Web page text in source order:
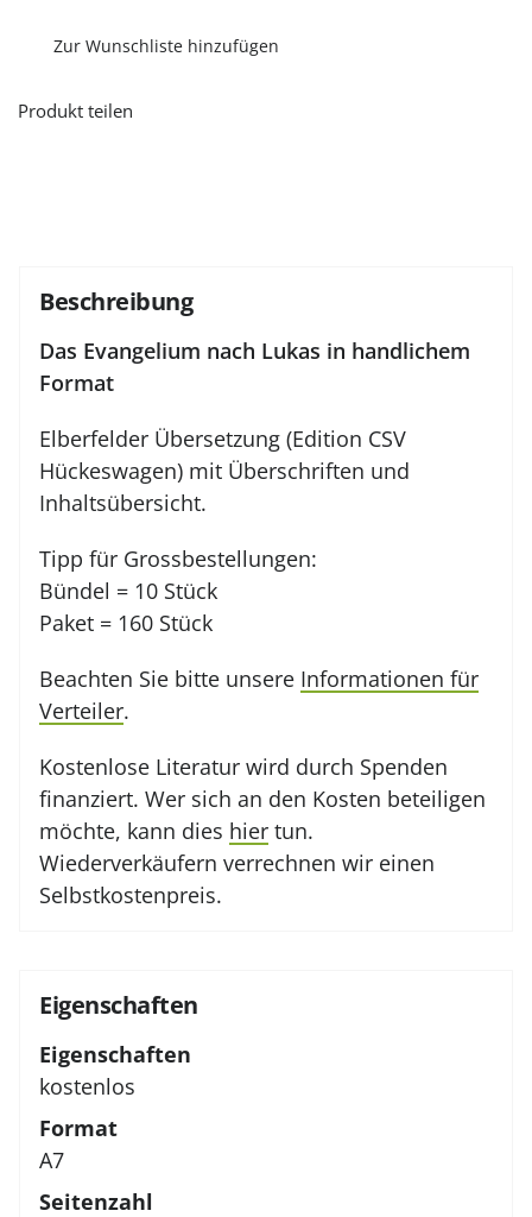
Zur Wunschliste hinzufügen
Produkt teilen
Beschreibung
Das Evangelium nach Lukas in handlichem
Format
Elberfelder Übersetzung (Edition CSV
Hückeswagen) mit Überschriften und
Inhaltsübersicht.
Tipp für Grossbestellungen:
Bündel = 10 Stück
Paket = 160 Stück
Beachten Sie bitte unsere Informationen für
Verteiler.
Kostenlose Literatur wird durch Spenden
finanziert. Wer sich an den Kosten beteiligen
möchte, kann dies hier tun.
Wiederverkäufern verrechnen wir einen
Selbstkostenpreis.
Eigenschaften
Eigenschaften
kostenlos
Format
A7
Seitenzahl